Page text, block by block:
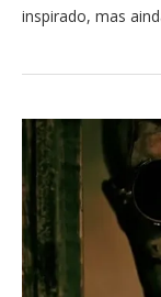
inspirado, mas